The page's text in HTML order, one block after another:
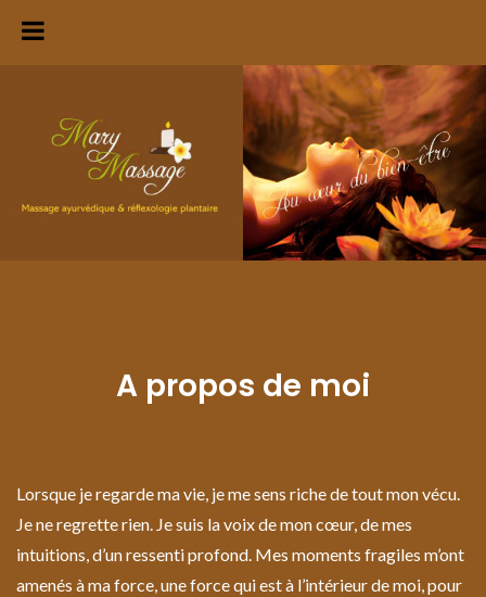
A propos de moi
Lorsque je regarde ma vie, je me sens riche de tout mon vécu.
Je ne regrette rien. Je suis la voix de mon cœur, de mes
intuitions, d’un ressenti profond. Mes moments fragiles m’ont
amenés à ma force, une force qui est à l’intérieur de moi, pour